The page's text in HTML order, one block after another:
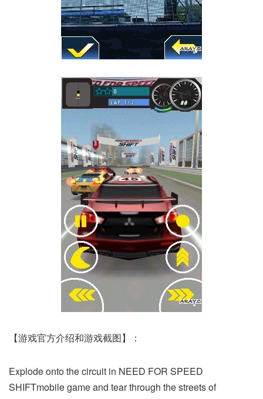
【游戏官方介绍和游戏截图】：
Explode onto the circuit in NEED FOR SPEED
SHIFTmobile game and tear through the streets of